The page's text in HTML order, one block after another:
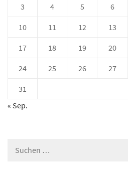
3 4 5 6
10 11 12 13
17 18 19 20
24 25 26 27
31
« Sep.
nach: